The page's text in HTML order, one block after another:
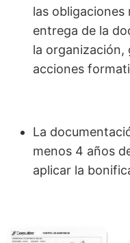
las obligaciones
entrega de la
la organización,
acciones
La
menos 4 años
aplicar la